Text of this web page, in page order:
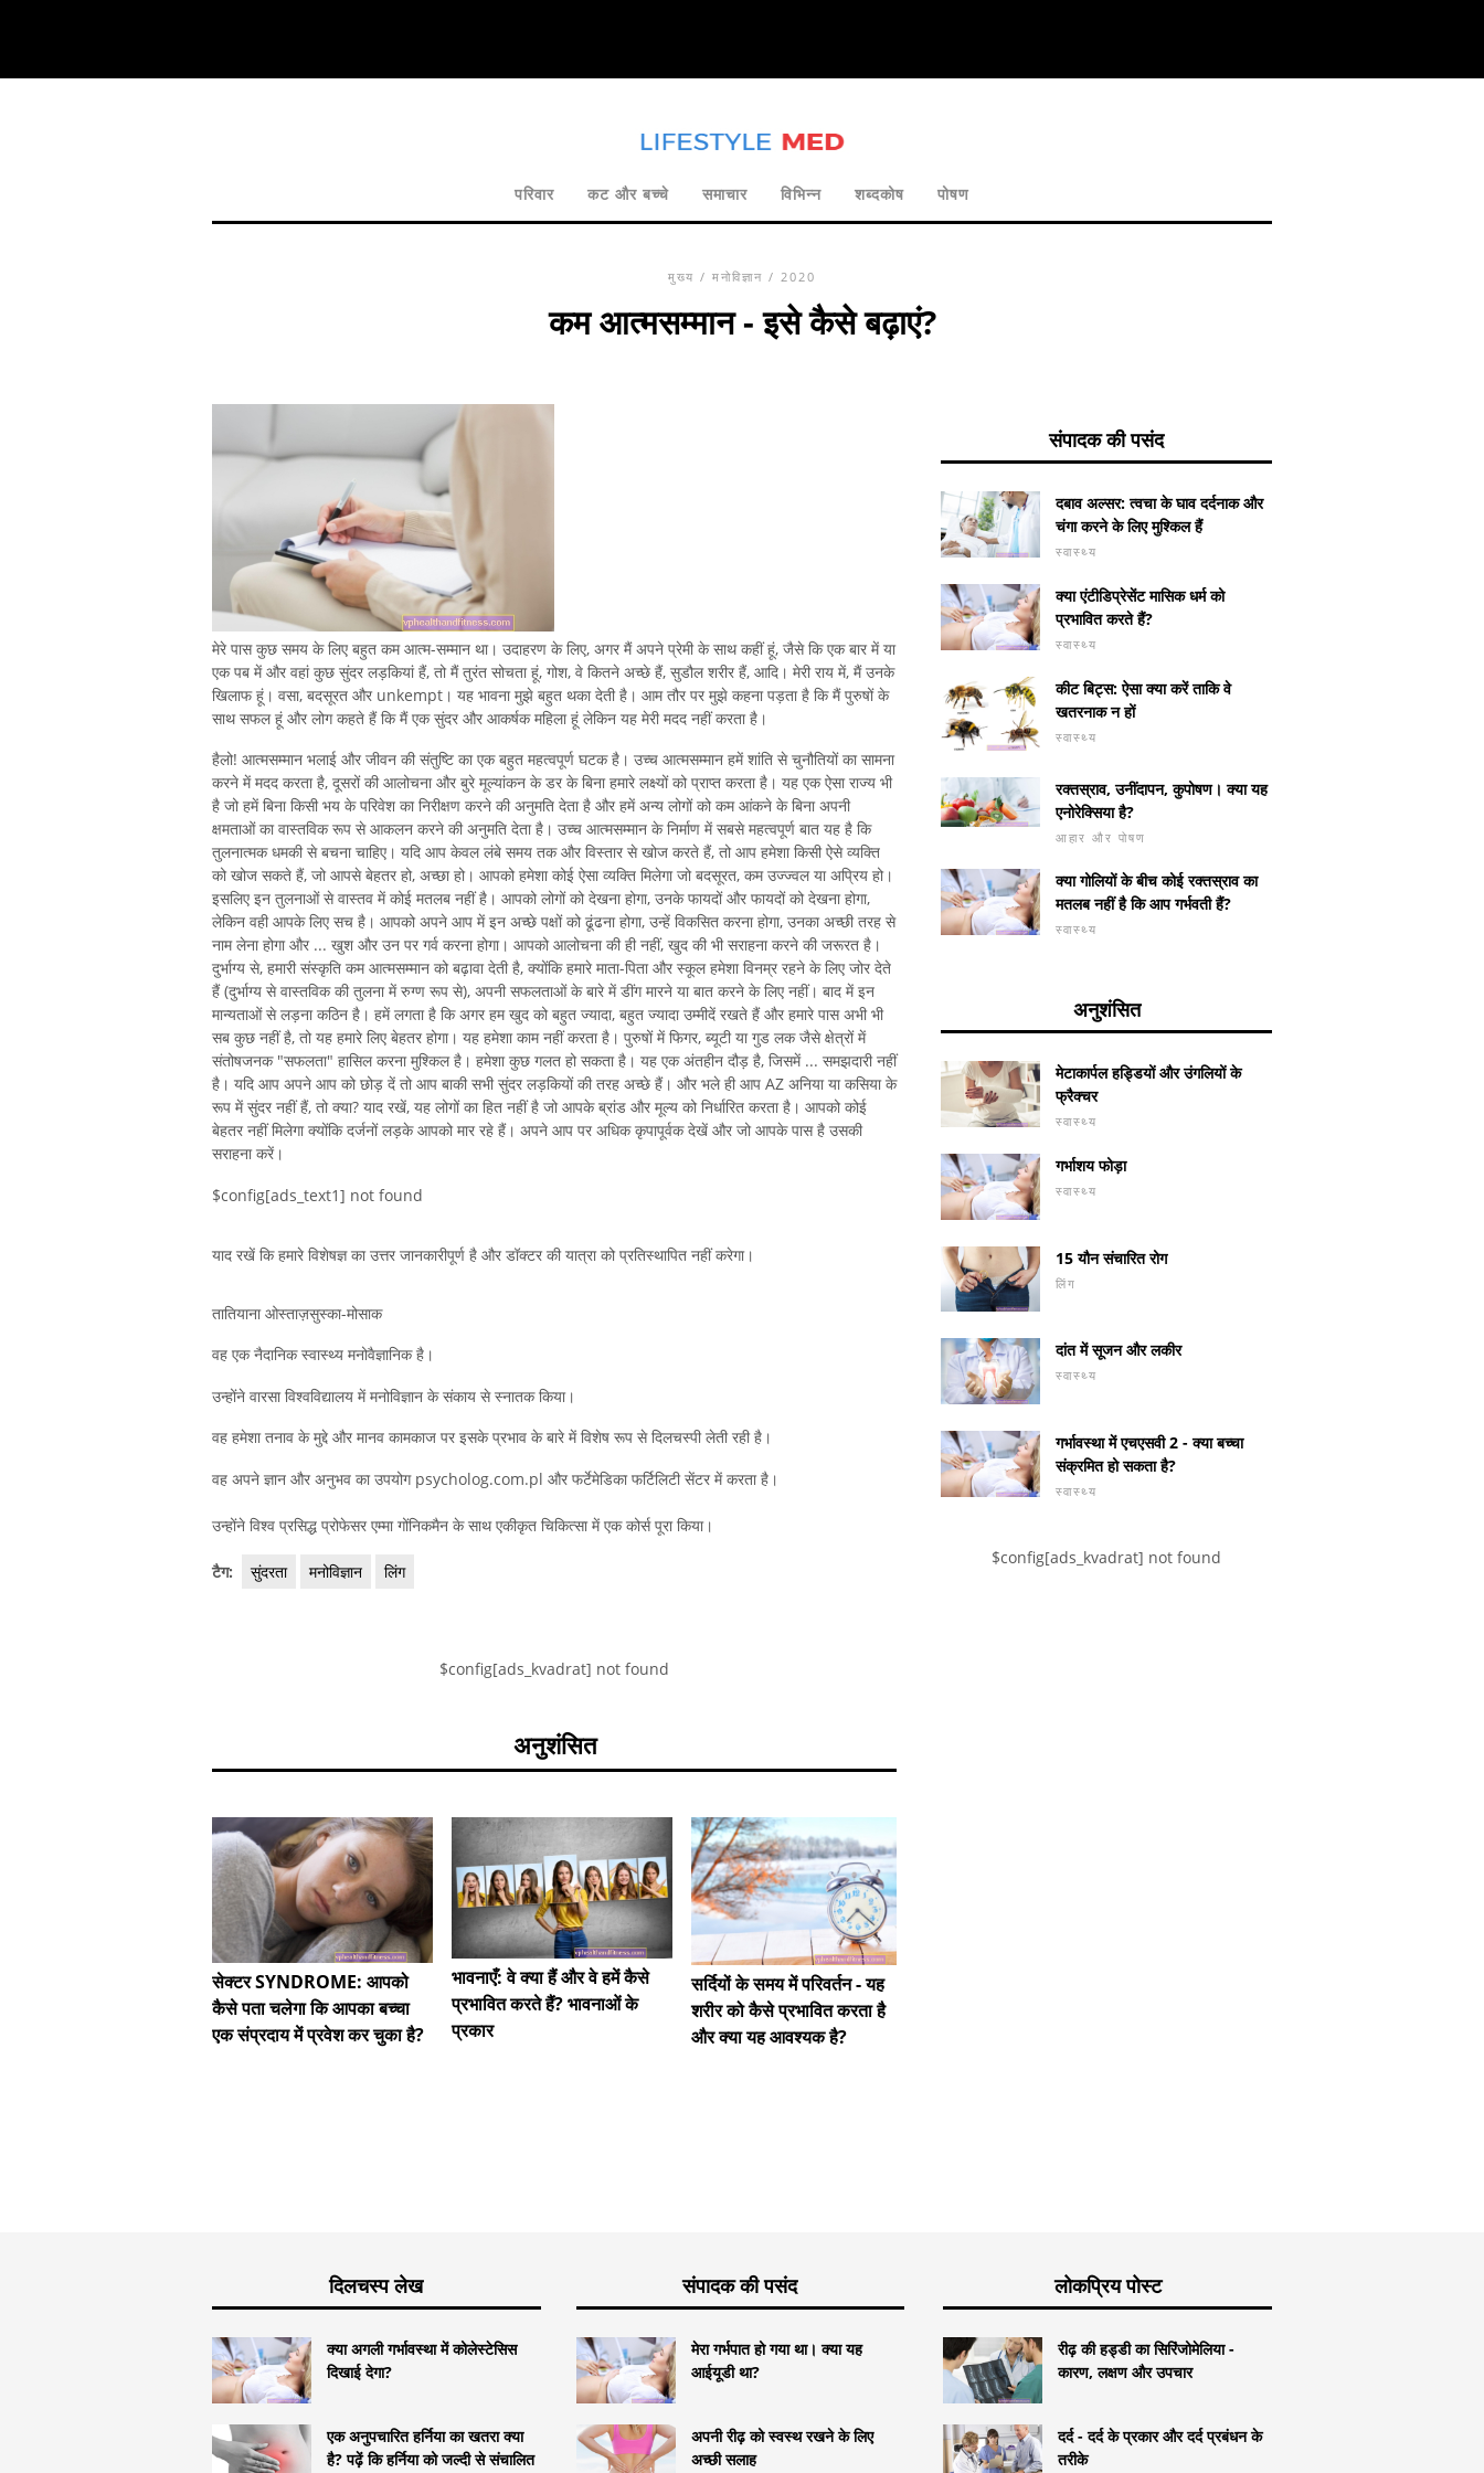
परिवार कट और बच्चे समाचार विभिन्न शब्दकोष पोषण
मुख्य / मनोविज्ञान / 2020
कम आत्मसम्मान - इसे कैसे बढ़ाएं?
मेरे पास कुछ समय के लिए बहुत कम आत्म-सम्मान था। उदाहरण के लिए, अगर मैं अपने प्रेमी के साथ कहीं हूं, जैसे कि एक बार में या
एक पब में और वहां कुछ सुंदर लड़कियां हैं, तो मैं तुरंत सोचता हूं, गोश, वे कितने अच्छे हैं, सुडौल शरीर हैं, आदि। मेरी राय में, मैं उनके
खिलाफ हूं। वसा, बदसूरत और unkempt। यह भावना मुझे बहुत थका देती है। आम तौर पर मुझे कहना पड़ता है कि मैं पुरुषों के
साथ सफल हूं और लोग कहते हैं कि मैं एक सुंदर और आकर्षक महिला हूं लेकिन यह मेरी मदद नहीं करता है।
हैलो! आत्मसम्मान भलाई और जीवन की संतुष्टि का एक बहुत महत्वपूर्ण घटक है। उच्च आत्मसम्मान हमें शांति से चुनौतियों का सामना
करने में मदद करता है, दूसरों की आलोचना और बुरे मूल्यांकन के डर के बिना हमारे लक्ष्यों को प्राप्त करता है। यह एक ऐसा राज्य भी
है जो हमें बिना किसी भय के परिवेश का निरीक्षण करने की अनुमति देता है और हमें अन्य लोगों को कम आंकने के बिना अपनी
क्षमताओं का वास्तविक रूप से आकलन करने की अनुमति देता है। उच्च आत्मसम्मान के निर्माण में सबसे महत्वपूर्ण बात यह है कि
तुलनात्मक धमकी से बचना चाहिए। यदि आप केवल लंबे समय तक और विस्तार से खोज करते हैं, तो आप हमेशा किसी ऐसे व्यक्ति
को खोज सकते हैं, जो आपसे बेहतर हो, अच्छा हो। आपको हमेशा कोई ऐसा व्यक्ति मिलेगा जो बदसूरत, कम उज्ज्वल या अप्रिय हो।
इसलिए इन तुलनाओं से वास्तव में कोई मतलब नहीं है। आपको लोगों को देखना होगा, उनके फायदों और फायदों को देखना होगा,
लेकिन वही आपके लिए सच है। आपको अपने आप में इन अच्छे पक्षों को ढूंढना होगा, उन्हें विकसित करना होगा, उनका अच्छी तरह से
नाम लेना होगा और ... खुश और उन पर गर्व करना होगा। आपको आलोचना की ही नहीं, खुद की भी सराहना करने की जरूरत है।
दुर्भाग्य से, हमारी संस्कृति कम आत्मसम्मान को बढ़ावा देती है, क्योंकि हमारे माता-पिता और स्कूल हमेशा विनम्र रहने के लिए जोर देते
हैं (दुर्भाग्य से वास्तविक की तुलना में रुग्ण रूप से), अपनी सफलताओं के बारे में डींग मारने या बात करने के लिए नहीं। बाद में इन
मान्यताओं से लड़ना कठिन है। हमें लगता है कि अगर हम खुद को बहुत ज्यादा, बहुत ज्यादा उम्मीदें रखते हैं और हमारे पास अभी भी
सब कुछ नहीं है, तो यह हमारे लिए बेहतर होगा। यह हमेशा काम नहीं करता है। पुरुषों में फिगर, ब्यूटी या गुड लक जैसे क्षेत्रों में
संतोषजनक "सफलता" हासिल करना मुश्किल है। हमेशा कुछ गलत हो सकता है। यह एक अंतहीन दौड़ है, जिसमें ... समझदारी नहीं
है। यदि आप अपने आप को छोड़ दें तो आप बाकी सभी सुंदर लड़कियों की तरह अच्छे हैं। और भले ही आप AZ अनिया या कसिया के
रूप में सुंदर नहीं हैं, तो क्या? याद रखें, यह लोगों का हित नहीं है जो आपके ब्रांड और मूल्य को निर्धारित करता है। आपको कोई
बेहतर नहीं मिलेगा क्योंकि दर्जनों लड़के आपको मार रहे हैं। अपने आप पर अधिक कृपापूर्वक देखें और जो आपके पास है उसकी
सराहना करें।
$config[ads_text1] not found
याद रखें कि हमारे विशेषज्ञ का उत्तर जानकारीपूर्ण है और डॉक्टर की यात्रा को प्रतिस्थापित नहीं करेगा।
तातियाना ओस्ताज़सुस्का-मोसाक
वह एक नैदानिक ​​स्वास्थ्य मनोवैज्ञानिक है।
उन्होंने वारसा विश्वविद्यालय में मनोविज्ञान के संकाय से स्नातक किया।
वह हमेशा तनाव के मुद्दे और मानव कामकाज पर इसके प्रभाव के बारे में विशेष रूप से दिलचस्पी लेती रही है।
वह अपने ज्ञान और अनुभव का उपयोग psycholog.com.pl और फर्टेमेडिका फर्टिलिटी सेंटर में करता है।
उन्होंने विश्व प्रसिद्ध प्रोफेसर एम्मा गोंनिकमैन के साथ एकीकृत चिकित्सा में एक कोर्स पूरा किया।
टैग: सुंदरता मनोविज्ञान लिंग
$config[ads_kvadrat] not found
अनुशंसित
सेक्टर SYNDROME: आपको
कैसे पता चलेगा कि आपका बच्चा
एक संप्रदाय में प्रवेश कर चुका है?
भावनाएँ: वे क्या हैं और वे हमें कैसे
प्रभावित करते हैं? भावनाओं के
प्रकार
सर्दियों के समय में परिवर्तन - यह
शरीर को कैसे प्रभावित करता है
और क्या यह आवश्यक है?
संपादक की पसंद
दबाव अल्सर: त्वचा के घाव दर्दनाक और
चंगा करने के लिए मुश्किल हैं
स्वास्थ्य
क्या एंटीडिप्रेसेंट मासिक धर्म को
प्रभावित करते हैं?
स्वास्थ्य
कीट बिट्स: ऐसा क्या करें ताकि वे
खतरनाक न हों
स्वास्थ्य
रक्तस्राव, उनींदापन, कुपोषण। क्या यह
एनोरेक्सिया है?
आहार और पोषण
क्या गोलियों के बीच कोई रक्तस्राव का
मतलब नहीं है कि आप गर्भवती हैं?
स्वास्थ्य
अनुशंसित
मेटाकार्पल हड्डियों और उंगलियों के
फ्रैक्चर
स्वास्थ्य
गर्भाशय फोड़ा
स्वास्थ्य
15 यौन संचारित रोग
लिंग
दांत में सूजन और लकीर
स्वास्थ्य
गर्भावस्था में एचएसवी 2 - क्या बच्चा
संक्रमित हो सकता है?
स्वास्थ्य
$config[ads_kvadrat] not found
दिलचस्प लेख
क्या अगली गर्भावस्था में कोलेस्टेसिस
दिखाई देगा?
एक अनुपचारित हर्निया का खतरा क्या
है? पढ़ें कि हर्निया को जल्दी से संचालित
संपादक की पसंद
मेरा गर्भपात हो गया था। क्या यह
आईयूडी था?
अपनी रीढ़ को स्वस्थ रखने के लिए
अच्छी सलाह
लोकप्रिय पोस्ट
रीढ़ की हड्डी का सिरिंजोमेलिया -
कारण, लक्षण और उपचार
दर्द - दर्द के प्रकार और दर्द प्रबंधन के
तरीके